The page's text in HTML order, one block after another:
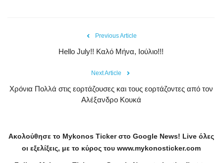
Previous Article
Hello July!! Καλό Μήνα, Ιούλιο!!!
Next Article
Χρόνια Πολλά στις εορτάζουσες και τους εορτάζοντες από τον
Αλέξανδρο Κουκά
Ακολούθησε το Mykonos Tickerστο Google News! Liveόλες
οι εξελίξεις, με το κύρος του www.mykonosticker.com